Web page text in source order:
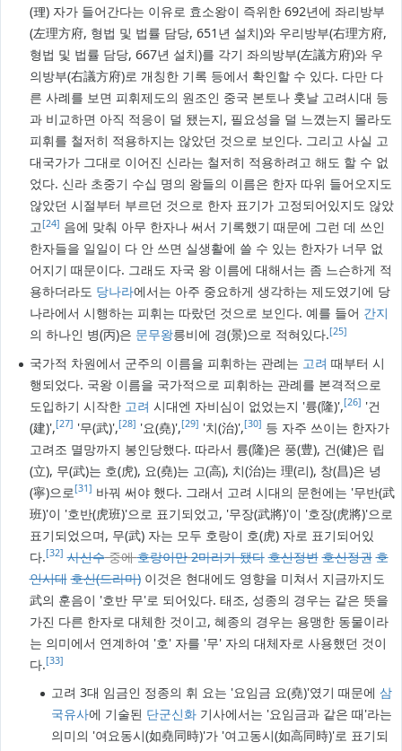
(理) 자가 들어간다는 이유로 효소왕이 즉위한 692년에 좌리방부
(左理方府, 형법 및 법률 담당, 651년 설치)와 우리방부(右理方府,
형법 및 법률 담당, 667년 설치)를 각기 좌의방부(左議方府)와 우
의방부(右議方府)로 개칭한 기록 등에서 확인할 수 있다. 다만 다
른 사례를 보면 피휘제도의 원조인 중국 본토나 훗날 고려시대 등
과 비교하면 아직 적응이 덜 됐는지, 필요성을 덜 느꼈는지 몰라도
피휘를 철저히 적용하지는 않았던 것으로 보인다. 그리고 사실 고
대국가가 그대로 이어진 신라는 철저히 적용하려고 해도 할 수 없
었다. 신라 초중기 수십 명의 왕들의 이름은 한자 따위 들어오지도
않았던 시절부터 부르던 것으로 한자 표기가 고정되어있지도 않았
고[24] 음에 맞춰 아무 한자나 써서 기록했기 때문에 그런 데 쓰인
한자들을 일일이 다 안 쓰면 실생활에 쓸 수 있는 한자가 너무 없
어지기 때문이다. 그래도 자국 왕 이름에 대해서는 좀 느슨하게 적
용하더라도 당나라에서는 아주 중요하게 생각하는 제도였기에 당
나라에서 시행하는 피휘는 따랐던 것으로 보인다. 예를 들어 간지
의 하나인 병(丙)은 문무왕릉비에 경(景)으로 적혀있다.[25]
국가적 차원에서 군주의 이름을 피휘하는 관례는 고려 때부터 시
행되었다. 국왕 이름을 국가적으로 피휘하는 관례를 본격적으로
도입하기 시작한 고려 시대엔 자비심이 없었는지 '륭(隆)',[26] '건
(建)',[27] '무(武)',[28] '요(堯)',[29] '치(治)',[30] 등 자주 쓰이는 한자가
고려조 멸망까지 봉인당했다. 따라서 륭(隆)은 풍(豊), 건(健)은 립
(立), 무(武)는 호(虎), 요(堯)는 고(高), 치(治)는 理(리), 창(昌)은 녕
(寧)으로[31] 바꿔 써야 했다. 그래서 고려 시대의 문헌에는 '무반(武
班)'이 '호반(虎班)'으로 표기되었고, '무장(武將)'이 '호장(虎將)'으로
표기되었으며, 무(武) 자는 모두 호랑이 호(虎) 자로 표기되어있
다.[32] 사신수중에호랑이만 2마리가 됐다 호신정변 호신정권 호
인시대 호신(드라마)이것은 현대에도 영향을 미쳐서 지금까지도
武의 훈음이 '호반 무'로 되어있다. 태조, 성종의 경우는 같은 뜻을
가진 다른 한자로 대체한 것이고, 혜종의 경우는 용맹한 동물이라
는 의미에서 연계하여 '호' 자를 '무' 자의 대체자로 사용했던 것이
다.[33]
고려 3대 임금인 정종의 휘 요는 '요임금 요(堯)'였기 때문에 삼
국유사에 기술된 단군신화기사에서는 '요임금과 같은 때'라는
의미의 '여요동시(如堯同時)'가 '여고동시(如高同時)'로 표기되